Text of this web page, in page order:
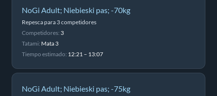
NoGi Adult; Niebieski pas; -70kg
Repesca para 3 competidores
Competidores: 3
Tatami: Mata 3
Tiempo estimado: 12:21 – 13:07
NoGi Adult; Niebieski pas; -75kg